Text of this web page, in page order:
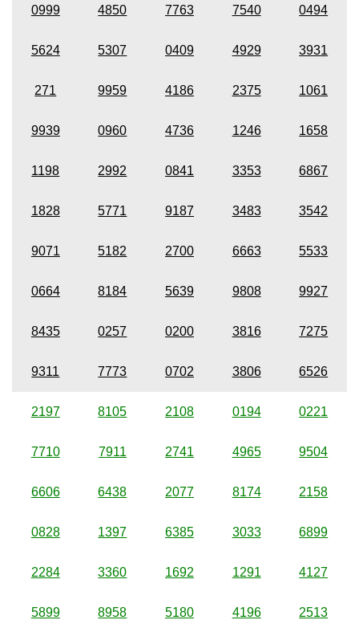
0999 4850 7763 7540 0494
5624 5307 0409 4929 3931
271 9959 4186 2375 1061
9939 0960 4736 1246 1658
1198 2992 0841 3353 6867
1828 5771 9187 3483 3542
9071 5182 2700 6663 5533
0664 8184 5639 9808 9927
8435 0257 0200 3816 7275
9311 7773 0702 3806 6526
2197 8105 2108 0194 0221
7710 7911 2741 4965 9504
6606 6438 2077 8174 2158
0828 1397 6385 3033 6899
2284 3360 1692 1291 4127
5899 8958 5180 4196 2513